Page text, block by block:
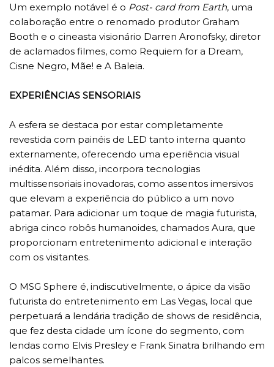
Um exemplo notável é o Post- card from Earth, uma
colaboração entre o renomado produtor Graham
Booth e o cineasta visionário Darren Aronofsky, diretor
de aclamados filmes, como Requiem for a Dream,
Cisne Negro, Mãe! e A Baleia.
EXPERIÊNCIAS SENSORIAIS
A esfera se destaca por estar completamente
revestida com painéis de LED tanto interna quanto
externamente, oferecendo uma eperiência visual
inédita. Além disso, incorpora tecnologias
multissensoriais inovadoras, como assentos imersivos
que elevam a experiência do público a um novo
patamar. Para adicionar um toque de magia futurista,
abriga cinco robôs humanoides, chamados Aura, que
proporcionam entretenimento adicional e interação
com os visitantes.
O MSG Sphere é, indiscutivelmente, o ápice da visão
futurista do entretenimento em Las Vegas, local que
perpetuará a lendária tradição de shows de residência,
que fez desta cidade um ícone do segmento, com
lendas como Elvis Presley e Frank Sinatra brilhando em
palcos semelhantes.